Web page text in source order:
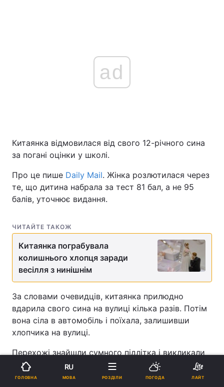
ad
Китаянка відмовилася від свого 12-річного сина
за погані оцінки у школі.
Про це пише Daily Mail. Жінка розлютилася через
те, що дитина набрала за тест 81 бал, а не 95
балів, уточнює видання.
ЧИТАЙТЕ ТАКОЖ
Китаянка пограбувала
колишнього хлопця заради
весілля з нинішнім
За словами очевидців, китаянка прилюдно
вдарила свого сина на вулиці кілька разів. Потім
вона сіла в автомобіль і поїхала, залишивши
хлопчика на вулиці.
Перехожі знайшли сумного підлітка і викликали
поліцію. Співробітники правоохоронних органів
спробували повернути дитину додому, але його
ГОЛОВНА
RU
МОВА РОЗДІЛИ ПОГОДА ЛАЙТ